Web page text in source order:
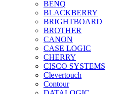
BENQ
BLACKBERRY
BRIGHTBOARD
BROTHER
CANON
CASE LOGIC
CHERRY
CISCO SYSTEMS
Clevertouch
Contour